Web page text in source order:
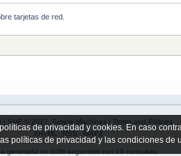
tarjetas de red.
| SMF © 2017 Simple Machines | Terms and Policies
XHTML
RSS WAP2
generada en 0.06 segundos con 19 consultas.
de privacidad y cookies. En caso
políticas de privacidad y las condiciones de